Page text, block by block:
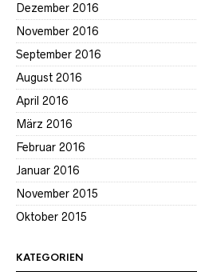
Dezember 2016
November 2016
September 2016
August 2016
April 2016
März 2016
Februar 2016
Januar 2016
November 2015
Oktober 2015
KATEGORIEN